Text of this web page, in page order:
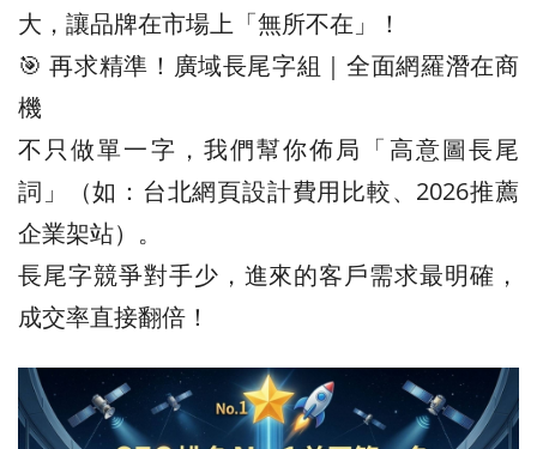
大，讓品牌在市場上「無所不在」！
🎯 再求精準！廣域長尾字組｜全面網羅潛在商
機
不只做單一字，我們幫你佈局「高意圖長尾
詞」（如：台北網頁設計費用比較、2026推薦
企業架站）。
長尾字競爭對手少，進來的客戶需求最明確，
成交率直接翻倍！